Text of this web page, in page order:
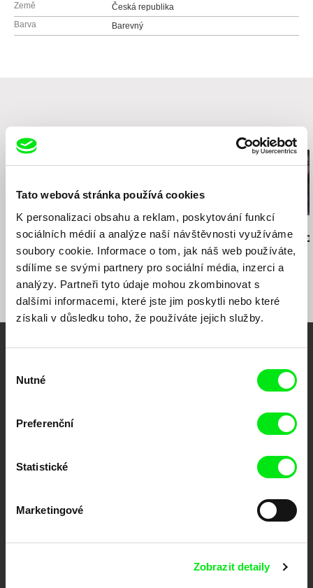
Tato webová stránka používá cookies
K personalizaci obsahu a reklam, poskytování funkcí
sociálních médií a analýze naší návštěvnosti využíváme
soubory cookie. Informace o tom, jak náš web používáte,
sdílíme se svými partnery pro sociální média, inzerci a
analýzy. Partneři tyto údaje mohou zkombinovat s
dalšími informacemi, které jste jim poskytli nebo které
získali v důsledku toho, že používáte jejich služby.
souhlasu
Nutné
Preferenční
Statistické
Marketingové
Zobrazit detaily
Země
Česká republika
Barva
Barevný
Související filmy (18)
Bzučení hmyzu:
zápisky mumie
O-Chlup Tělo-duše-
Portál DAFilms.cz je výsledkem tvůrčí spolupráce 7 klíčových evropských
posouvat hranice dokumentárního filmu, propagovat jeho rozmanitost a